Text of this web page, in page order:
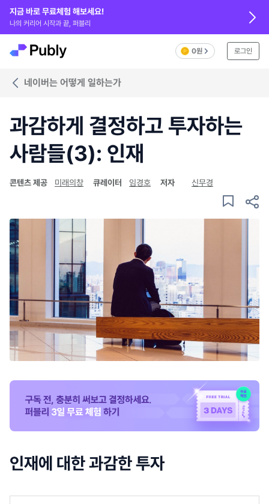
지금 바로 무료체험 해보세요!
나의 커리어 시작과 끝, 퍼블리
0원 로그인
네이버는 어떻게 일하는가
과감하게 결정하고 투자하는
사람들(3): 인재
콘텐츠 제공 미래의창 큐레이터 임경호 저자 신무경
인재에 대한 과감한 투자